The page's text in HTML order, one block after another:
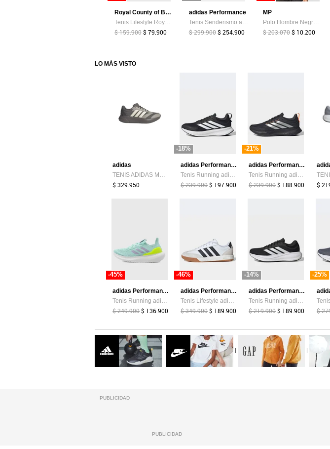
Royal County of Berkshire Polo
Tenis Lifestyle Royal County of Berkshire Polo Negro
$ 159.900 $ 79.900
adidas Performance
Tenis Senderismo adidas TERREX Rockadia Negro
$ 299.900 $ 254.900
MP
Polo Hombre Negro Mp 114118
$ 203.070$ 10.200
LO MÁS VISTO
adidas
$ 329.950
-18%
adidas Performance
$ 239.900$ 197.900
-21%
adidas Performance
$ 239.900$ 188.900 $
-45%
adidas Performance
$ 249.900$ 136.900
-46%
adidas Performance
$ 349.900$ 189.900
-14%
adidas Performance
$ 219.900$ 189.900
-25%
$
PUBLICIDAD
PUBLICIDAD